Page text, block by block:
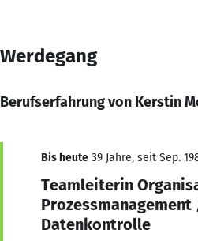
Werdegang
Berufserfahrung von Kerstin
Bis heute 39 Jahre, seit Sep.
Teamleiterin
Prozessmanagement
Datenkontrolle